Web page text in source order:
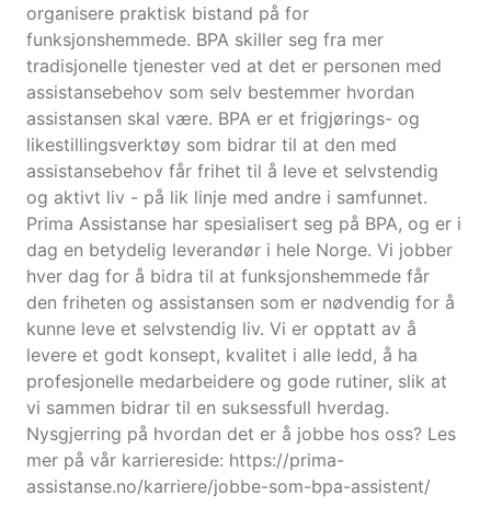
organisere praktisk bistand på for
funksjonshemmede. BPA skiller seg fra mer
tradisjonelle tjenester ved at det er personen med
assistansebehov som selv bestemmer hvordan
assistansen skal være. BPA er et frigjørings- og
likestillingsverktøy som bidrar til at den med
assistansebehov får frihet til å leve et selvstendig
og aktivt liv - på lik linje med andre i samfunnet.
Prima Assistanse har spesialisert seg på BPA, og er i
dag en betydelig leverandør i hele Norge. Vi jobber
hver dag for å bidra til at funksjonshemmede får
den friheten og assistansen som er nødvendig for å
kunne leve et selvstendig liv. Vi er opptatt av å
levere et godt konsept, kvalitet i alle ledd, å ha
profesjonelle medarbeidere og gode rutiner, slik at
vi sammen bidrar til en suksessfull hverdag.
Nysgjerring på hvordan det er å jobbe hos oss? Les
mer på vår karriereside: https://prima-
assistanse.no/karriere/jobbe-som-bpa-assistent/